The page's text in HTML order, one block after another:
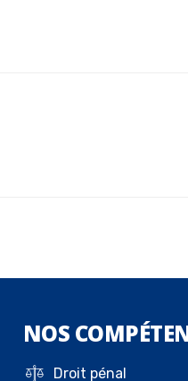
NOS
Droit pénal